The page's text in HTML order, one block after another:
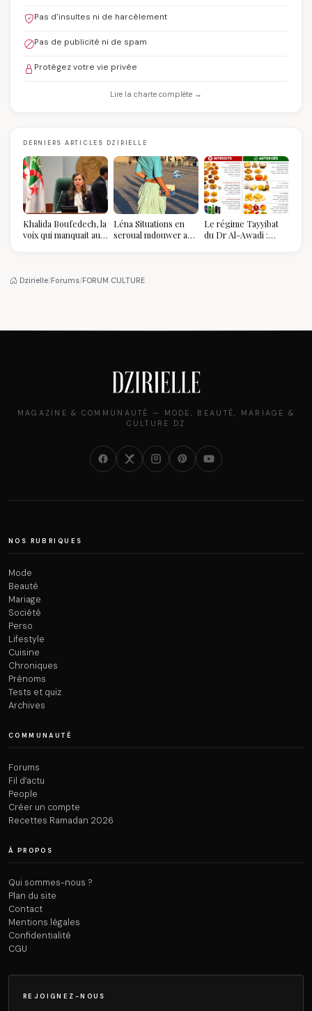
Pas d'insultes ni de harcèlement
Pas de publicité ni de spam
Protégez votre vie privée
Lire la charte complète →
DERNIERS ARTICLES DZIRIELLE
Khalida Boufedech, la
voix qui manquait au
Léna Situations en
seroual mdouwer au
pièce mode de l'été
Le régime Tayyibat
du Dr Al-Awadi :
Dzirielle/Forums/FORUM CULTURE
MAGAZINE & COMMUNAUTÉ — MODE, BEAUTÉ, MARIAGE &
CULTURE DZ
NOS RUBRIQUES
Mode
Beauté
Mariage
Société
Perso
Lifestyle
Cuisine
Chroniques
Prénoms
Tests et quiz
Archives
COMMUNAUTÉ
Forums
Fil d’actu
People
Créer un compte
Recettes Ramadan 2026
À PROPOS
Qui sommes-nous ?
Plan du site
Contact
Mentions légales
Confidentialité
CGU
REJOIGNEZ-NOUS